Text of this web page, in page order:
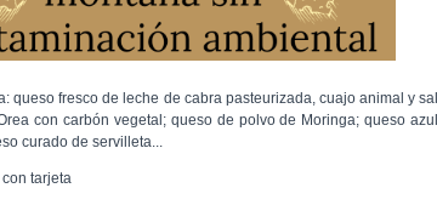
queso fresco de leche de cabra pasteurizada, cuajo animal y
con carbón vegetal; queso de polvo de Moringa; queso
curado de servilleta...
tarjeta